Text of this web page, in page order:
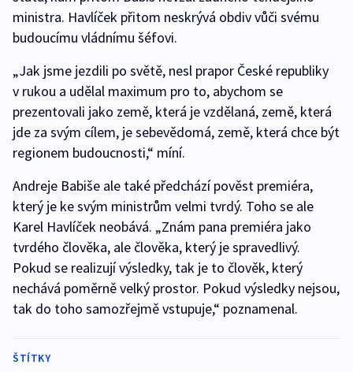
ministra. Havlíček přitom neskrývá obdiv vůči svému
budoucímu vládnímu šéfovi.
„Jak jsme jezdili po světě, nesl prapor České republiky
v rukou a udělal maximum pro to, abychom se
prezentovali jako země, která je vzdělaná, země, která
jde za svým cílem, je sebevědomá, země, která chce být
regionem budoucnosti,“ míní.
Andreje Babiše ale také předchází pověst premiéra,
který je ke svým ministrům velmi tvrdý. Toho se ale
Karel Havlíček neobává. „Znám pana premiéra jako
tvrdého člověka, ale člověka, který je spravedlivý.
Pokud se realizují výsledky, tak je to člověk, který
nechává poměrně velký prostor. Pokud výsledky nejsou,
tak do toho samozřejmě vstupuje,“ poznamenal.
ŠTÍTKY